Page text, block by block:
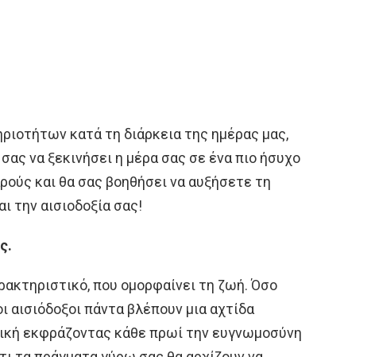
κατά τη διάρκεια της ημέρας μας,
να ξεκινήσει η μέρα σας σε ένα πιο ήσυχο
και θα σας βοηθήσει να αυξήσετε τη
την αισιοδοξία σας!
που ομορφαίνει τη ζωή. Όσο
αισιόδοξοι πάντα βλέπουν μια αχτίδα
εκφράζοντας κάθε πρωί την ευγνωμοσύνη